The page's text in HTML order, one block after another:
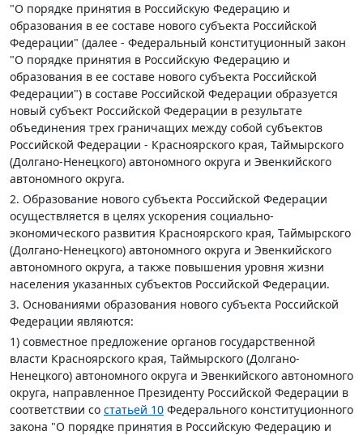
"О порядке принятия в Российскую Федерацию и
образования в ее составе нового субъекта Российской
Федерации" (далее - Федеральный конституционный закон
"О порядке принятия в Российскую Федерацию и
образования в ее составе нового субъекта Российской
Федерации") в составе Российской Федерации образуется
новый субъект Российской Федерации в результате
объединения трех граничащих между собой субъектов
Российской Федерации - Красноярского края, Таймырского
(Долгано-Ненецкого) автономного округа и Эвенкийского
автономного округа.
2. Образование нового субъекта Российской Федерации
осуществляется в целях ускорения социально-
экономического развития Красноярского края, Таймырского
(Долгано-Ненецкого) автономного округа и Эвенкийского
автономного округа, а также повышения уровня жизни
населения указанных субъектов Российской Федерации.
3. Основаниями образования нового субъекта Российской
Федерации являются:
1) совместное предложение органов государственной
власти Красноярского края, Таймырского (Долгано-
Ненецкого) автономного округа и Эвенкийского автономного
округа, направленное Президенту Российской Федерации в
соответствии со статьей 10 Федерального конституционного
закона "О порядке принятия в Российскую Федерацию и